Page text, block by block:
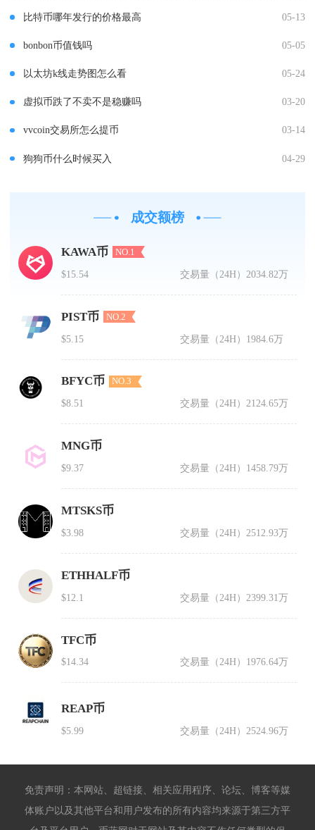
比特币哪年发行的价格最高 05-13
bonbon币值钱吗 05-05
以太坊k线走势图怎么看 05-24
虚拟币跌了不卖不是稳赚吗 03-20
vvcoin交易所怎么提币 03-14
狗狗币什么时候买入 04-29
成交额榜
KAWA币 NO.1
$15.54 交易量（24H） 2034.82万
PIST币 NO.2
$5.15 交易量（24H） 1984.6万
BFYC币 NO.3
$8.51 交易量（24H）2124.65万
MNG币
$9.37 交易量（24H） 1458.79万
MTSKS币
$3.98 交易量（24H） 2512.93万
ETHHALF币
$12.1 交易量（24H） 2399.31万
TFC币
$14.34 交易量（24H） 1976.64万
REAP币
$5.99 交易量（24H） 2524.96万
免责声明：本网站、超链接、相关应用程序、论坛、博客等媒
体账户以及其他平台和用户发布的所有内容均来源于第三方平